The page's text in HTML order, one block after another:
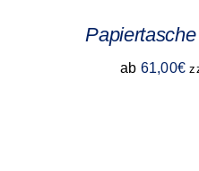
ab 61,00€